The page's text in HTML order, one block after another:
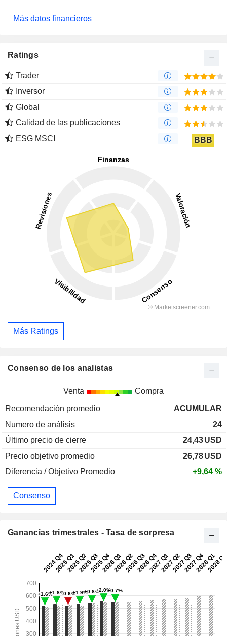
Más datos financieros
Ratings
Trader
Inversor
Global
Calidad de las publicaciones
ESG MSCI
BBB
Más Ratings
Consenso de los analistas
Venta Compra
Recomendación promedio
ACUMULAR
Numero de análisis
24
Último precio de cierre
24,43USD
Precio objetivo promedio
26,78USD
Diferencia / Objetivo Promedio
+9,64 %
Consenso
Ganancias trimestrales - Tasa de sorpresa